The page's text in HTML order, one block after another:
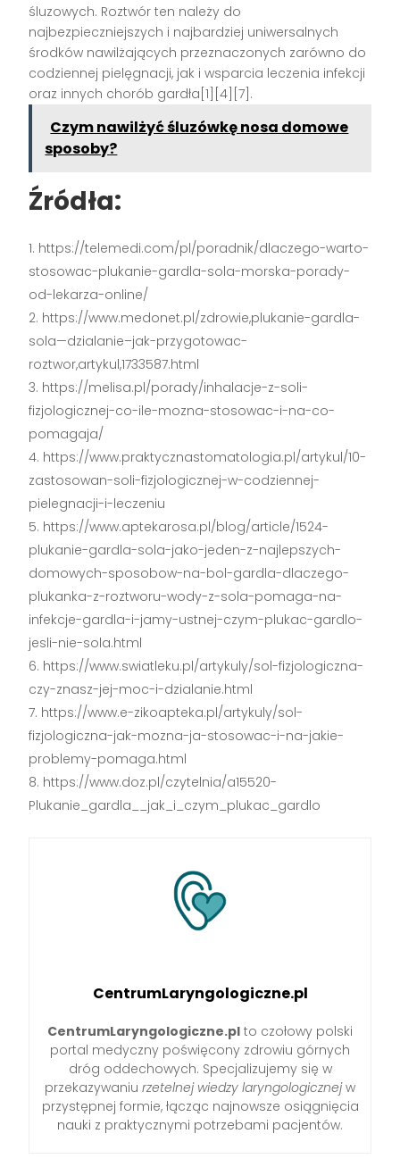
śluzowych. Roztwór ten należy do
najbezpieczniejszych i najbardziej uniwersalnych
środków nawilżających przeznaczonych zarówno do
codziennej pielęgnacji, jak i wsparcia leczenia infekcji
oraz innych chorób gardła[1][4][7].
Czym nawilżyć śluzówkę nosa domowe
sposoby?
Źródła:
https://telemedi.com/pl/poradnik/dlaczego-warto-
stosowac-plukanie-gardla-sola-morska-porady-
od-lekarza-online/
https://www.medonet.pl/zdrowie,plukanie-gardla-
sola—dzialanie–jak-przygotowac-
roztwor,artykul,1733587.html
https://melisa.pl/porady/inhalacje-z-soli-
fizjologicznej-co-ile-mozna-stosowac-i-na-co-
pomagaja/
https://www.praktycznastomatologia.pl/artykul/10-
zastosowan-soli-fizjologicznej-w-codziennej-
pielegnacji-i-leczeniu
https://www.aptekarosa.pl/blog/article/1524-
plukanie-gardla-sola-jako-jeden-z-najlepszych-
domowych-sposobow-na-bol-gardla-dlaczego-
plukanka-z-roztworu-wody-z-sola-pomaga-na-
infekcje-gardla-i-jamy-ustnej-czym-plukac-gardlo-
jesli-nie-sola.html
https://www.swiatleku.pl/artykuly/sol-fizjologiczna-
czy-znasz-jej-moc-i-dzialanie.html
https://www.e-zikoapteka.pl/artykuly/sol-
fizjologiczna-jak-mozna-ja-stosowac-i-na-jakie-
problemy-pomaga.html
https://www.doz.pl/czytelnia/a15520-
Plukanie_gardla__jak_i_czym_plukac_gardlo
CentrumLaryngologiczne.pl
CentrumLaryngologiczne.pl to czołowy polski
portal medyczny poświęcony zdrowiu górnych
dróg oddechowych. Specjalizujemy się w
przekazywaniu rzetelnej wiedzy laryngologicznejw
przystępnej formie, łącząc najnowsze osiągnięcia
nauki z praktycznymi potrzebami pacjentów.